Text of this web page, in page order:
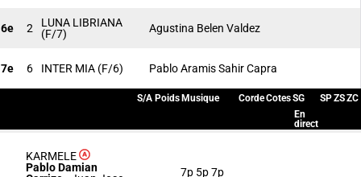
6e 2
LUNA LIBRIANA
(F/7)
Agustina Belen Valdez
7e 6 INTER MIA (F/6) Pablo Aramis Sahir Capra
S/A Poids Musique CordeCotesSG SPZSZC
En
direct
KARMELE
Pablo Damian
7p 5p 7p